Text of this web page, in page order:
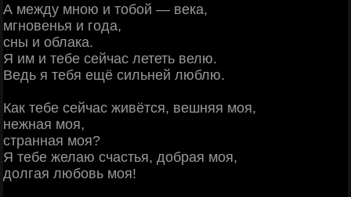
А между мною и тобой — века,
мгновенья и года,
сны и облака.
Я им и тебе сейчас лететь велю.
Ведь я тебя ещё сильней люблю.
Как тебе сейчас живётся, вешняя моя,
нежная моя,
странная моя?
Я тебе желаю счастья, добрая моя,
долгая любовь моя!